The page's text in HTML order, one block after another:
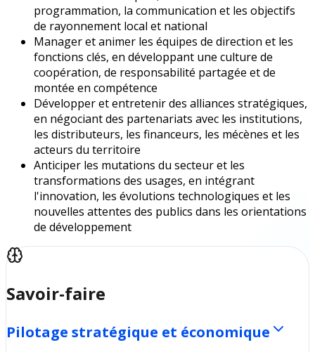
programmation, la communication et les objectifs
de rayonnement local et national
Manager et animer les équipes de direction et les
fonctions clés, en développant une culture de
coopération, de responsabilité partagée et de
montée en compétence
Développer et entretenir des alliances stratégiques,
en négociant des partenariats avec les institutions,
les distributeurs, les financeurs, les mécènes et les
acteurs du territoire
Anticiper les mutations du secteur et les
transformations des usages, en intégrant
l'innovation, les évolutions technologiques et les
nouvelles attentes des publics dans les orientations
de développement
Savoir-faire
Pilotage stratégique et économique